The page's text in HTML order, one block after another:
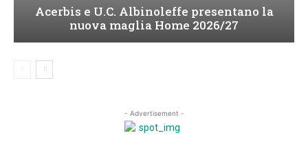
Acerbis e U.C. Albinoleffe presentano la
nuova maglia Home 2026/27
- Advertisement -